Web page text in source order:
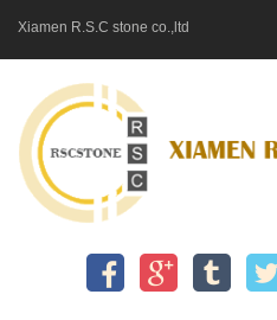
Xiamen R.S.C stone co.,ltd